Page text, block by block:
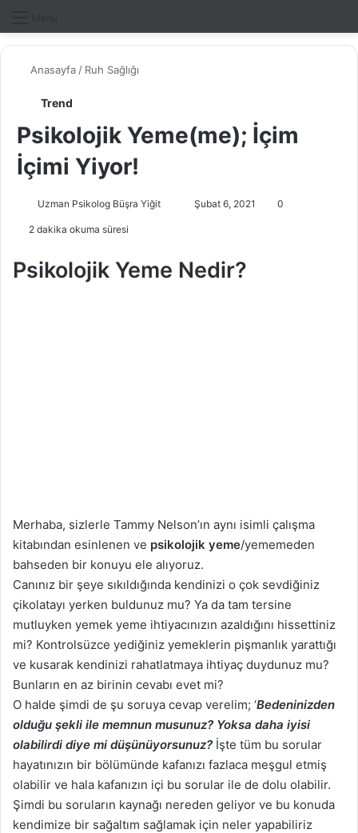
Anasayfa / Ruh Sağlığı
Trend
Psikolojik Yeme(me); İçim
İçimi Yiyor!
Uzman Psikolog Büşra Yiğit
e
k
Şubat 6, 2021 0
2 dakika okuma süresi
Psikolojik Yeme Nedir?
Merhaba, sizlerle Tammy Nelson’ın aynı isimli çalışma
kitabından esinlenen ve psikolojik yeme/yememeden
bahseden bir konuyu ele alıyoruz.
Canınız bir şeye sıkıldığında kendinizi o çok sevdiğiniz
çikolatayı yerken buldunuz mu? Ya da tam tersine
mutluyken yemek yeme ihtiyacınızın azaldığını hissettiniz
mi? Kontrolsüzce yediğiniz yemeklerin pişmanlık yarattığı
ve kusarak kendinizi rahatlatmaya ihtiyaç duydunuz mu?
Bunların en az birinin cevabı evet mi?
O halde şimdi de şu soruya cevap verelim; ‘Bedeninizden
olduğu şekli ile memnun musunuz? Yoksa daha iyisi
olabilirdi diye mi düşünüyorsunuz? İşte tüm bu sorular
hayatınızın bir bölümünde kafanızı fazlaca meşgul etmiş
olabilir ve hala kafanızın içi bu sorular ile de dolu olabilir.
Şimdi bu soruların kaynağı nereden geliyor ve bu konuda
kendimize bir sağaltım sağlamak için neler yapabiliriz